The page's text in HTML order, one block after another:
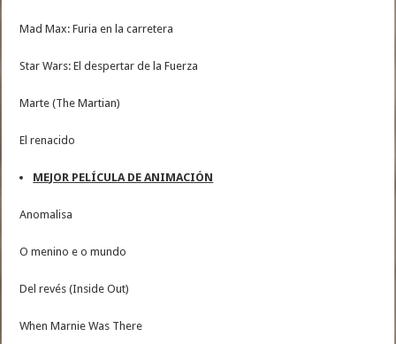
Mad Max: Furia en la carretera
Star Wars: El despertar de la Fuerza
Marte (The Martian)
El renacido
MEJOR PELÍCULA DE ANIMACIÓN
Anomalisa
O menino e o mundo
Del revés (Inside Out)
When Marnie Was There